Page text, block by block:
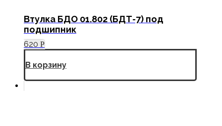
Втулка БДО 01.802 (БДТ-7) под
подшипник
620 Р
В корзину